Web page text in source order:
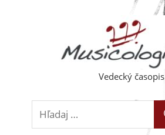
Vedecký časopis